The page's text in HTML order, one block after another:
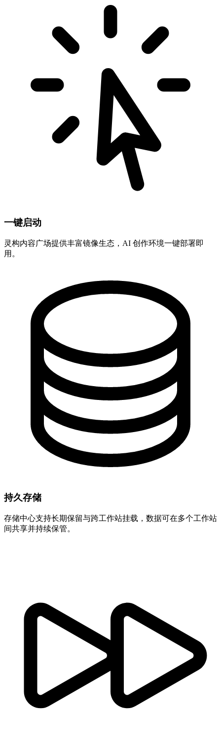
一键启动
灵构内容广场提供丰富镜像生态，AI 创作环境一键部署即
用。
持久存储
存储中心支持长期保留与跨工作站挂载，数据可在多个工作站
间共享并持续保管。